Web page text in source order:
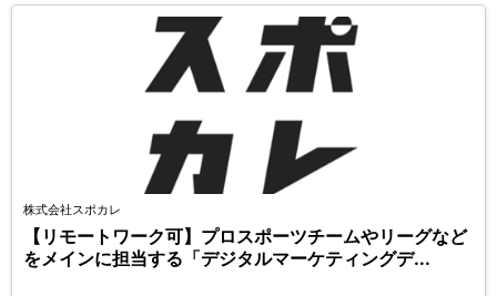
株式会社スポカレ
【リモートワーク可】プロスポーツチームやリーグなど
をメインに担当する「デジタルマーケティングデ...